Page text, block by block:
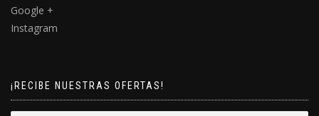
Google +
Instagram
¡RECIBE NUESTRAS OFERTAS!